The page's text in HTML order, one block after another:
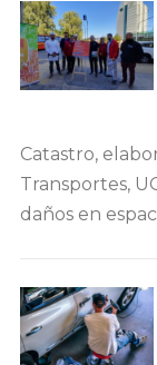
Catastro,
Transportes,
daños en